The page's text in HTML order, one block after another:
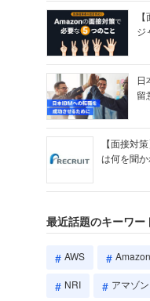
ジ
日
留
【面接対
は何を聞
最近話題のキーワー
AWS Amazon
NRI アマゾン